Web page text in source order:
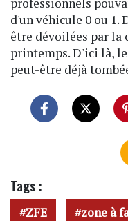
d'un véhicule 0 ou 1.
être dévoilées par
printemps. D'ici là,
peut-être déjà
Tags :
ZFE zone à